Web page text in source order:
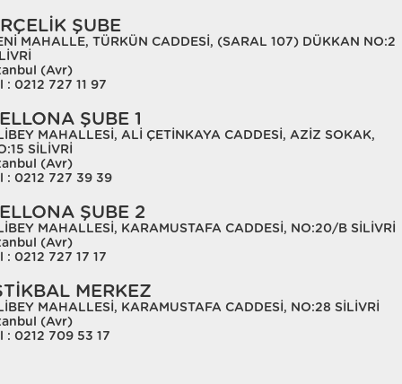
ŞUBE
MAHALLE, TÜRKÜN CADDESİ, (SARAL 107) DÜKKAN NO:2
(Avr)
: 0212 727 11 97
ŞUBE 1
MAHALLESİ, ALİ ÇETİNKAYA CADDESİ, AZİZ SOKAK,
SİLİVRİ
(Avr)
: 0212 727 39 39
ŞUBE 2
MAHALLESİ, KARAMUSTAFA CADDESİ, NO:20/B SİLİVRİ
(Avr)
: 0212 727 17 17
MERKEZ
MAHALLESİ, KARAMUSTAFA CADDESİ, NO:28 SİLİVRİ
(Avr)
: 0212 709 53 17